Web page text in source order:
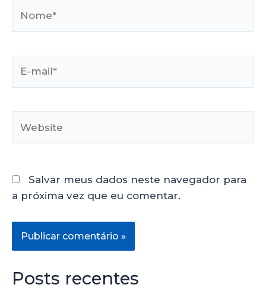
Salvar meus dados neste navegador para
a próxima vez que eu comentar.
Posts recentes